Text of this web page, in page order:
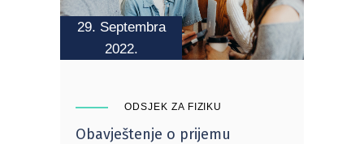
29. Septembra
2022.
ODSJEK ZA FIZIKU
Obavještenje o prijemu